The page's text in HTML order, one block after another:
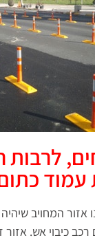
לרבות
אזור המחויב
כיבוי אש.